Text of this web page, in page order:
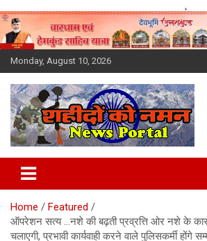
Skip
to
content
Monday, August 10, 2026
Latest News Today,
News, Uttarakhand
Hindi
Home
Featured
ऑपरेशन सत्य …नशे की बढ़ती प्रव्रत्ति ओर नशे के
चलाएगी, प्रभावी कार्यवाही करने वाले पुलिसकर्मी होंगे